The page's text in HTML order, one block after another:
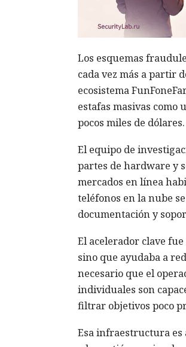
Los esquemas
cada vez más a partir
ecosistema
estafas masivas
pocos miles de dólares.
El equipo de
partes de hardware y
mercados en línea
teléfonos en la nube
documentación y
El acelerador clave
sino que ayudaba a
necesario que el
individuales son
filtrar objetivos poco
Esa infraestructura es